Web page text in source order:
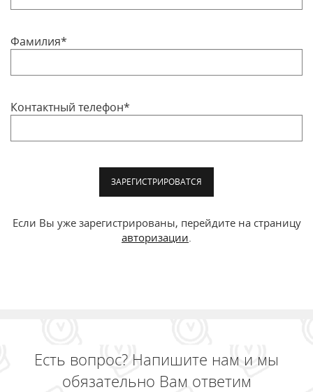
Фамилия*
Контактный телефон*
ЗАРЕГИСТРИРОВАТСЯ
Если Вы уже зарегистрированы, перейдите на страницу
авторизации.
Есть вопрос? Напишите нам и мы
обязательно Вам ответим